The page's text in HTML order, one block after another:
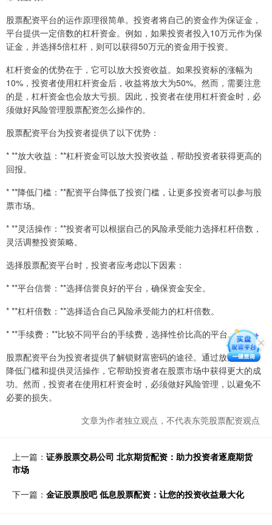
股票配资平台的运作原理很简单。投资者将自己的资金作为保证金，
平台提供一定倍数的杠杆资金。例如，如果投资者投入10万元作为保
证金，并选择5倍杠杆，则可以获得50万元的资金用于投资。
杠杆资金的优势在于，它可以放大投资收益。如果投资标的涨幅为
10%，投资者使用杠杆资金后，收益将放大为50%。然而，需要注意
的是，杠杆资金也会放大亏损。因此，投资者在使用杠杆资金时，必
须做好风险管理股票配资怎么操作的。
股票配资平台为投资者提供了以下优势：
* **放大收益：**杠杆资金可以放大投资收益，帮助投资者获得更高的
回报。
* **降低门槛：**配资平台降低了投资门槛，让更多投资者可以参与股
票市场。
* **灵活操作：**投资者可以根据自己的风险承受能力选择杠杆倍数，
灵活调整投资策略。
选择股票配资平台时，投资者应考虑以下因素：
* **平台信誉：**选择信誉良好的平台，确保资金安全。
* **杠杆倍数：**选择适合自己风险承受能力的杠杆倍数。
* **手续费：**比较不同平台的手续费，选择性价比高的平台。
股票配资平台为投资者提供了解锁财富密码的途径。通过放大收益、
降低门槛和提供灵活操作，它帮助投资者在股票市场中获得更大的成
功。然而，投资者在使用杠杆资金时，必须做好风险管理，以避免不
必要的损失。
文章为作者独立观点，不代表东莞股票配资观点
上一篇： 证券股票交易公司 北京期货配资：助力投资者逐鹿期货
市场
下一篇： 金证股票股吧 低息股票配资：让您的投资收益最大化